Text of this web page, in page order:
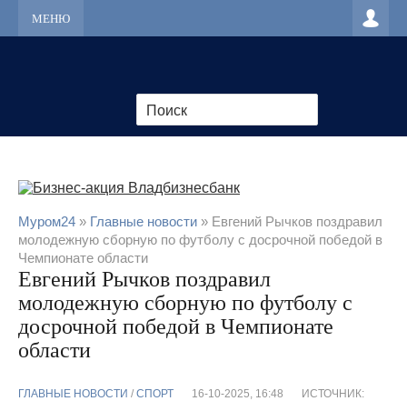
МЕНЮ
Муром24 » Главные новости » Евгений Рычков поздравил
молодежную сборную по футболу с досрочной победой в
Чемпионате области
Евгений Рычков поздравил
молодежную сборную по футболу с
досрочной победой в Чемпионате
области
ГЛАВНЫЕ НОВОСТИ / CПОРТ 16-10-2025, 16:48 ИСТОЧНИК: